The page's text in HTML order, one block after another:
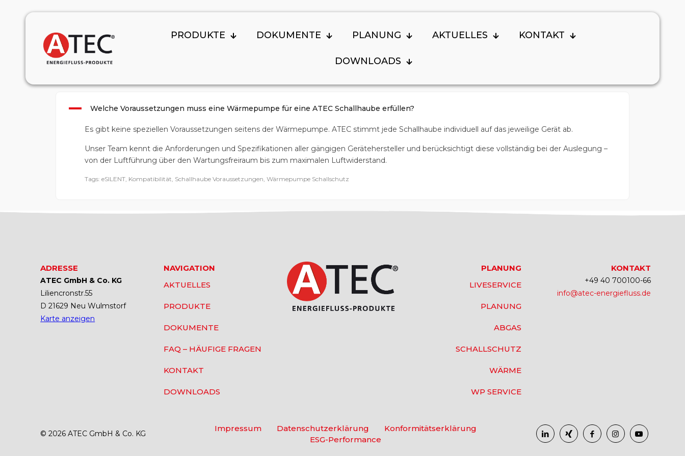
PRODUKTE DOKUMENTE PLANUNG AKTUELLES KONTAKT
DOWNLOADS
A Welche Voraussetzungen muss eine Wärmepumpe für eine ATEC Schallhaube erfüllen?
Es gibt keine speziellen Voraussetzungen seitens der Wärmepumpe. ATEC stimmt jede Schallhaube individuell auf das jeweilige Gerät ab.
Unser Team kennt die Anforderungen und Spezifikationen aller gängigen Gerätehersteller und berücksichtigt diese vollständig bei der Auslegung –
von der Luftführung über den Wartungsfreiraum bis zum maximalen Luftwiderstand.
Tags: eSILENT, Kompatibilität, Schallhaube Voraussetzungen, Wärmepumpe Schallschutz
ADRESSE
ATEC GmbH & Co. KG
Liliencronstr.55
D 21629 Neu Wulmstorf
Karte anzeigen
NAVIGATION
AKTUELLES
PRODUKTE
DOKUMENTE
FAQ – HÄUFIGE FRAGEN
KONTAKT
DOWNLOADS
PLANUNG
LIVESERVICE
PLANUNG
ABGAS
SCHALLSCHUTZ
WÄRME
WP SERVICE
KONTAKT
+49 40 700100-66
info@atec-energiefluss.de
© 2026 ATEC GmbH & Co. KG
Impressum Datenschutzerklärung
Konformitätserklärung
ESG-Performance